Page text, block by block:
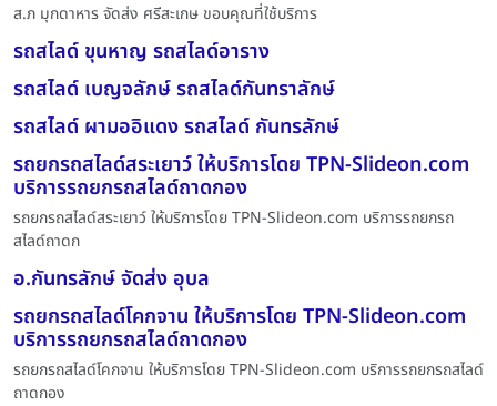
ส.ภ มุกดาหาร จัดส่ง ศรีสะเกษ ขอบคุณที่ใช้บริการ
รถสไลด์ ขุนหาญ รถสไลด์อาราง
รถสไลด์ เบญจลักษ์ รถสไลด์กันทราลักษ์
รถสไลด์ ผามออิแดง รถสไลด์ กันทรลักษ์
รถยกรถสไลด์สระเยาว์ ให้บริการโดย TPN-Slideon.com
บริการรถยกรถสไลด์ถาดกอง
รถยกรถสไลด์สระเยาว์ ให้บริการโดย TPN-Slideon.com บริการรถยกรถ
สไลด์ถาดก
อ.กันทรลักษ์ จัดส่ง อุบล
รถยกรถสไลด์โคกจาน ให้บริการโดย TPN-Slideon.com
บริการรถยกรถสไลด์ถาดกอง
รถยกรถสไลด์โคกจาน ให้บริการโดย TPN-Slideon.com บริการรถยกรถสไลด์
ถาดกอง